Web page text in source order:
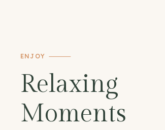
ENJOY
Relaxing
Moments